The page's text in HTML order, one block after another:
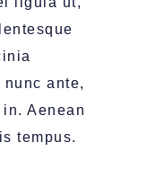
ante,
Aenean
tempus.